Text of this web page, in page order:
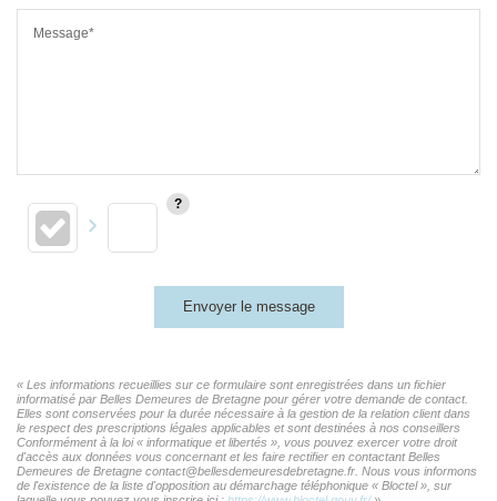
Message*
Envoyer le message
« Les informations recueillies sur ce formulaire sont enregistrées dans un fichier
informatisé par Belles Demeures de Bretagne pour gérer votre demande de contact.
Elles sont conservées pour la durée nécessaire à la gestion de la relation client dans
le respect des prescriptions légales applicables et sont destinées à nos conseillers
Conformément à la loi « informatique et libertés », vous pouvez exercer votre droit
d'accès aux données vous concernant et les faire rectifier en contactant Belles
Demeures de Bretagne contact@bellesdemeuresdebretagne.fr. Nous vous informons
de l'existence de la liste d'opposition au démarchage téléphonique « Bloctel », sur